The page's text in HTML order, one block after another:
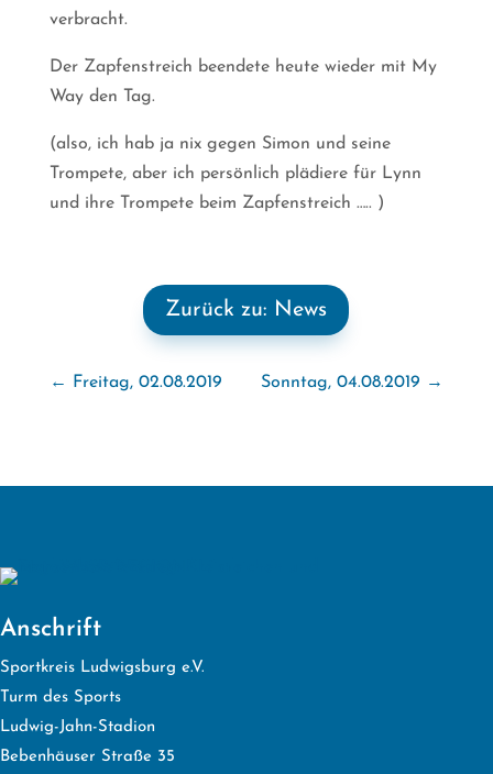
verbracht.
Der Zapfenstreich beendete heute wieder mit My
Way den Tag.
(also, ich hab ja nix gegen Simon und seine
Trompete, aber ich persönlich plädiere für Lynn
und ihre Trompete beim Zapfenstreich ….. )
Zurück zu: News
← Freitag, 02.08.2019 Sonntag, 04.08.2019 →
Anschrift
Sportkreis Ludwigsburg e.V.
Turm des Sports
Ludwig-Jahn-Stadion
Bebenhäuser Straße 35